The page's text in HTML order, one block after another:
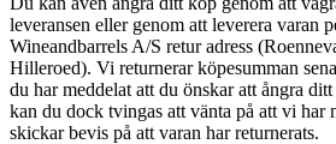
leveransen eller genom att leverera varan
Wineandbarrels A/S retur adress
Hilleroed). Vi returnerar köpesumman
du har meddelat att du önskar att ångra
kan du dock tvingas att vänta på att vi har
skickar bevis på att varan har returnerats.